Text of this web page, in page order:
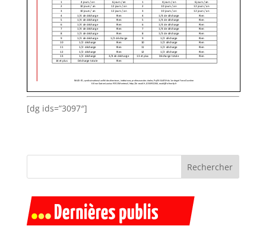
[dg ids=”3097″]